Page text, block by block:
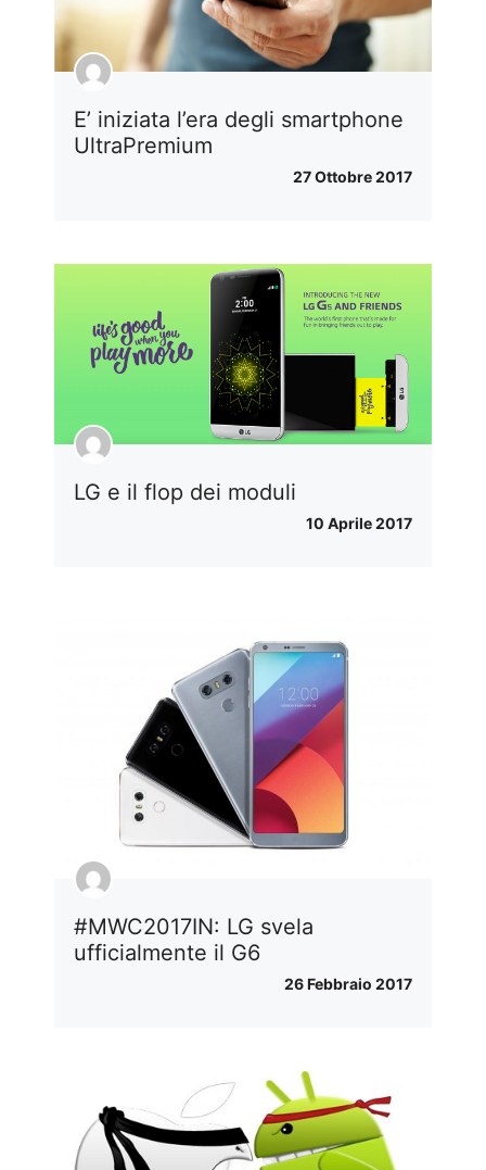
E’ iniziata l’era degli smartphone
UltraPremium
27 Ottobre 2017
LG e il flop dei moduli
10 Aprile 2017
#MWC2017IN: LG svela
ufficialmente il G6
26 Febbraio 2017